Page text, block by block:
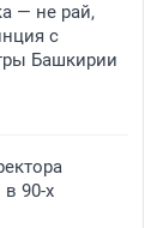
— не рай,
с
Башкирии
90-х